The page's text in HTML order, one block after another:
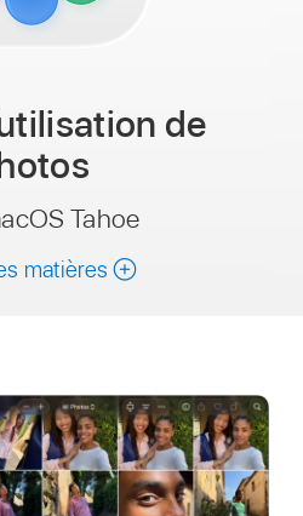
de
Tahoe
matières